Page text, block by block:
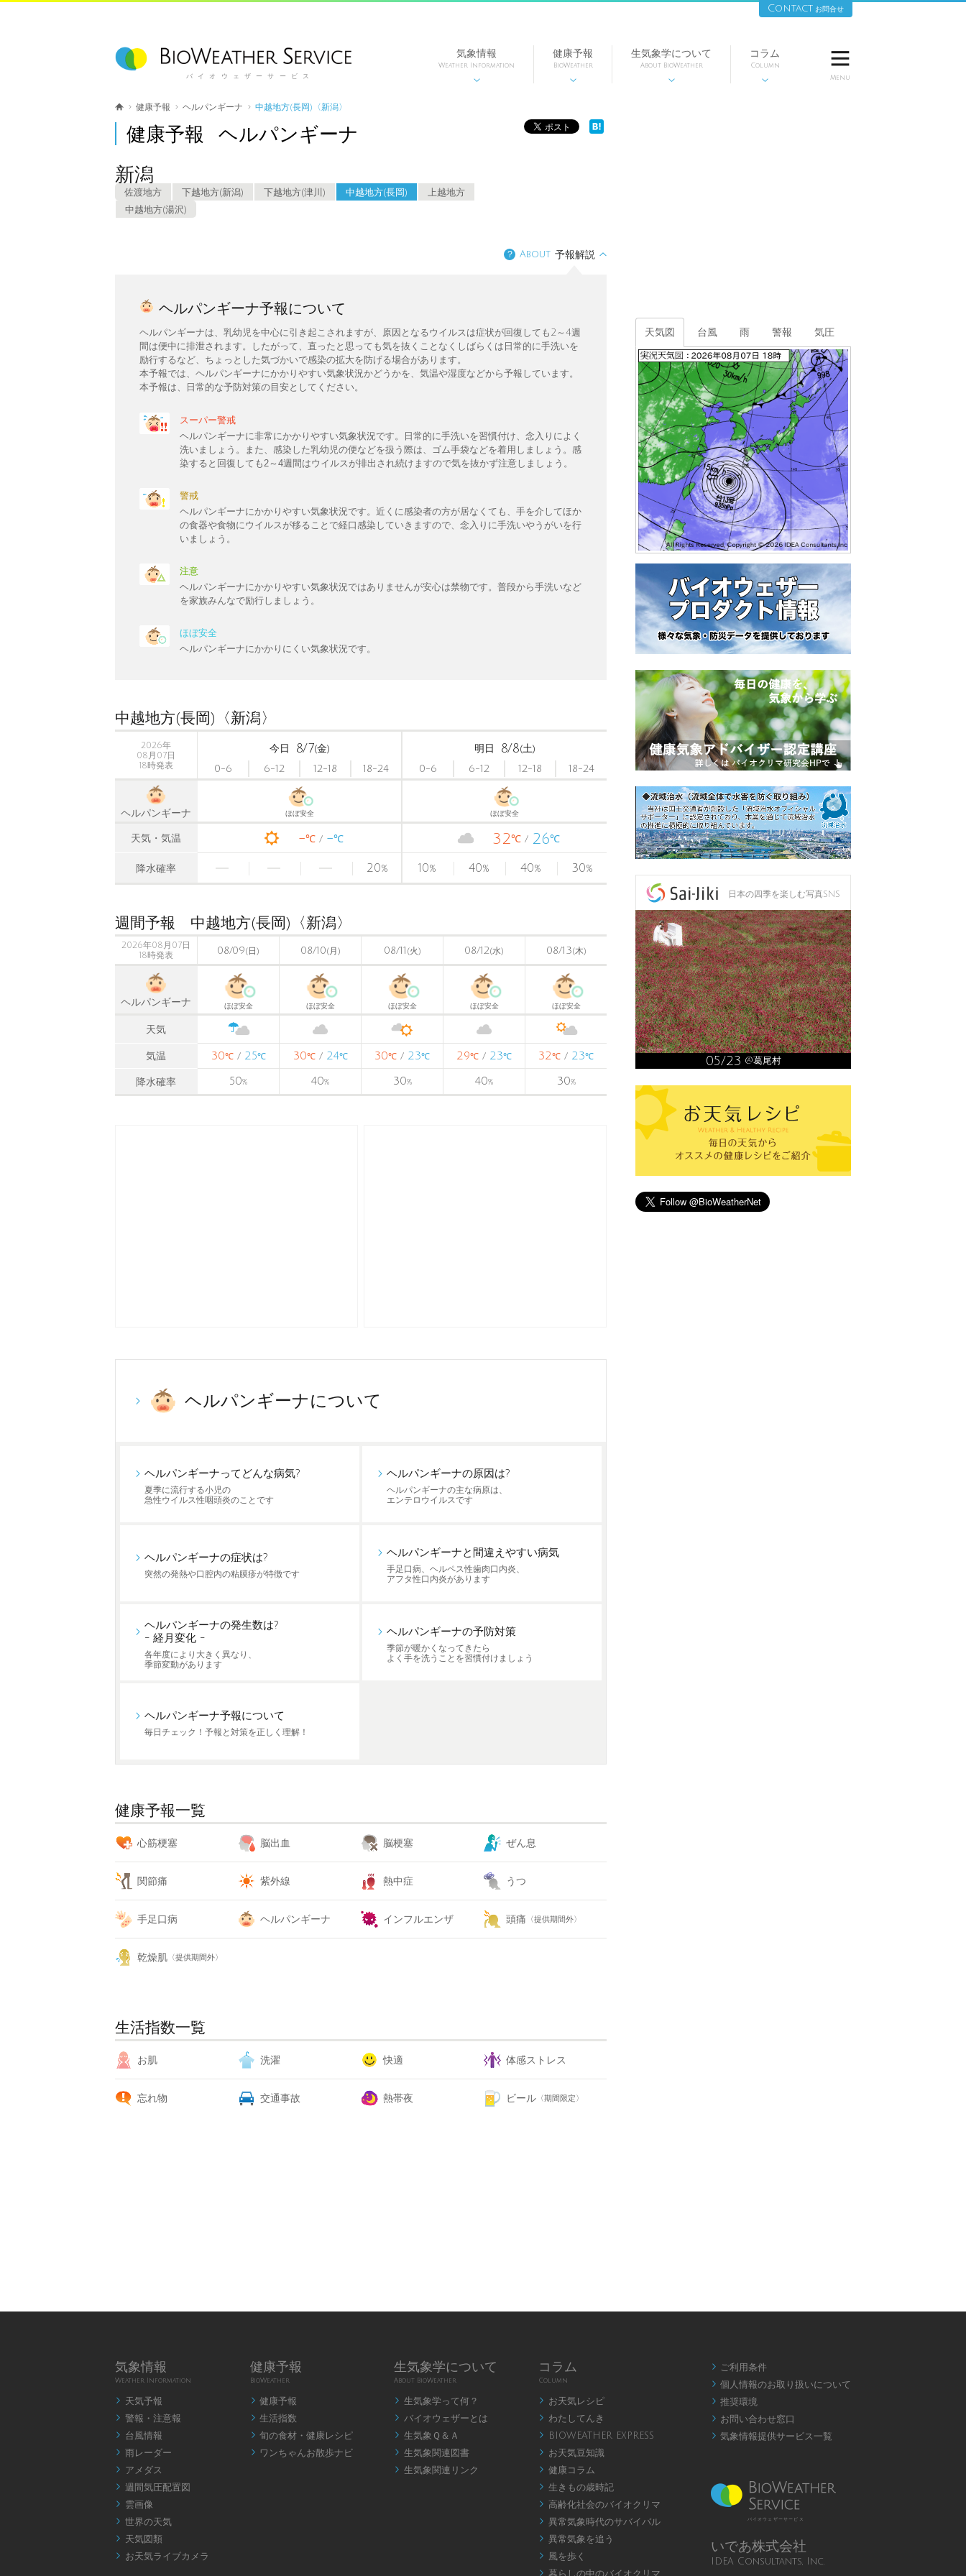
バイオウェザーサービス
気象情報
Weather Information

健康予報
BioWeather

生気象学について
About BioWeather

コラム
Column


Menu
健康予報 ヘルパンギーナ 中越地方(長岡)〈新潟〉
健康予報 ヘルパンギーナ
新潟
佐渡地方 下越地方(新潟) 下越地方(津川) 中越地方(長岡)
上越地方
中越地方(湯沢)
？ About 予報解説
ヘルパンギーナ予報について
ヘルパンギーナは、乳幼児を中心に引き起こされますが、原因となるウイルスは症状が回復しても2～4週
間は便中に排泄されます。したがって、直ったと思っても気を抜くことなくしばらくは日常的に手洗いを
励行するなど、ちょっとした気づかいで感染の拡大を防げる場合があります。
本予報では、ヘルパンギーナにかかりやすい気象状況かどうかを、気温や湿度などから予報しています。
本予報は、日常的な予防対策の目安としてください。
スーパー警戒
ヘルパンギーナに非常にかかりやすい気象状況です。日常的に手洗いを習慣付け、念入りによく
洗いましょう。また、感染した乳幼児の便などを扱う際は、ゴム手袋などを着用しましょう。感
染すると回復しても2～4週間はウイルスが排出され続けますので気を抜かず注意しましょう。
警戒
ヘルパンギーナにかかりやすい気象状況です。近くに感染者の方が居なくても、手を介してほか
の食器や食物にウイルスが移ることで経口感染していきますので、念入りに手洗いやうがいを行
いましょう。
注意
ヘルパンギーナにかかりやすい気象状況ではありませんが安心は禁物です。普段から手洗いなど
を家族みんなで励行しましょう。
ほぼ安全
ヘルパンギーナにかかりにくい気象状況です。
中越地方(長岡)〈新潟〉
2026年
08月07日
18時発表
今日 8/7(金)
0-6
6-12 12-18 18-24
明日 8/8(土)
0-6
6-12 12-18 18-24
ヘルパンギーナ ほぼ安全 ほぼ安全
天気・気温 -℃ -℃ 32℃ 26℃
降水確率 20% 10% 40% 40% 30%
週間予報 中越地方(長岡)〈新潟〉
2026年08月07日
18時発表
08/09(日) 08/10(月) 08/11 (火) 08/12(水) 08/13(木)
ヘルパンギーナ ほぼ安全 ほぼ安全 ほぼ安全 ほぼ安全 ほぼ安全
天気
気温 30℃/ 25℃ 30℃/ 24℃ 30℃ / 23℃ 29℃ / 23℃ 32℃ / 23℃
降水確率 50% 40% 30% 40% 30%
ヘルパンギーナについて
ヘルパンギーナってどんな病気?
夏季に流行する小児の
急性ウイルス性咽頭炎のことです
ヘルパンギーナの原因は?
ヘルパンギーナの主な病原は、
エンテロウイルスです
ヘルパンギーナの症状は?
突然の発熱や口腔内の粘膜疹が特徴です
ヘルパンギーナと間違えやすい病気
手足口病、ヘルペス性歯肉口内炎、
アフタ性口内炎があります
ヘルパンギーナの発生数は?
- 経月変化 -
各年度により大きく異なり、
季節変動があります
ヘルパンギーナの予防対策
季節が暖かくなってきたら
よく手を洗うことを習慣付けましょう
ヘルパンギーナ予報について
毎日チェック！予報と対策を正しく理解！
健康予報一覧
心筋梗塞 脳出血 脳梗塞 ぜん息
関節痛 紫外線 熱中症 うつ
手足口病 ヘルパンギーナ インフルエンザ 頭痛 〈提供期間外〉
乾燥肌 〈提供期間外〉
生活指数一覧
お肌 洗濯 快適 体感ストレス
忘れ物 交通事故 熱帯夜 ビール 〈期間限定〉
天気図 台風 雨 警報 気圧
日本の四季を楽しむ写真SNS
05/23 @葛尾村
気象情報
Weather Information
 天気予報
 警報・注意報
 台風情報
 雨レーダー
 アメダス
 週間気圧配置図
 雲画像
 世界の天気
 天気図類
 お天気ライブカメラ
健康予報
BioWeather
 健康予報
 生活指数
 旬の食材・健康レシピ
 ワンちゃんお散歩ナビ
生気象学について
About BioWeather
 生気象学って何？
 バイオウェザーとは
 生気象Ｑ＆Ａ
 生気象関連図書
 生気象関連リンク
コラム
Column
 お天気レシピ
 わたしてんき
 BIOWEATHER EXPRESS
 お天気豆知識
 健康コラム
 生きもの歳時記
 高齢化社会のバイオクリマ
 異常気象時代のサバイバル
 異常気象を追う
 風を歩く
 暮らしの中のバイオクリマ
 ご利用条件
 個人情報のお取り扱いについて
 推奨環境
 お問い合わせ窓口
 気象情報提供サービス一覧
バイオウェザーサービス
いであ株式会社
IDEA Consultants, Inc.
Contact お問合せ